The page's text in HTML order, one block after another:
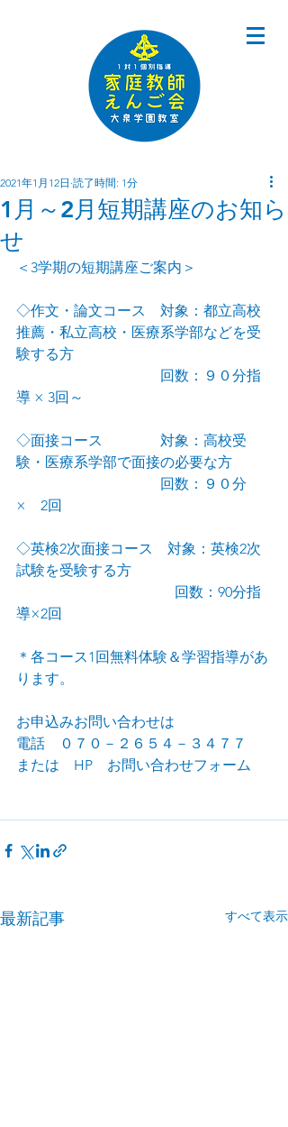
1月～2月短期講座のお知ら
せ
2021年1月12日 読了時間: 1分
＜3学期の短期講座ご案内＞
◇作文・論文コース　対象：都立高校
推薦・私立高校・医療系学部などを受
験する方
回数：９０分指
導 × 3回～
◇面接コース　　　　対象：高校受
験・医療系学部で面接の必要な方
回数：９０分
×　2回
◇英検2次面接コース　対象：英検2次
試験を受験する方
回数：90分指
導×2回
＊各コース1回無料体験＆学習指導があ
ります。
お申込みお問い合わせは
電話　０７０－２６５４－３４７７
または　HP　お問い合わせフォーム
最新記事 すべて表示